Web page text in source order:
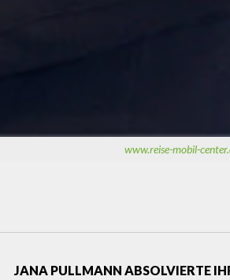
www.reise-mobil-
JANA PULLMANN ABSOLVIERTE